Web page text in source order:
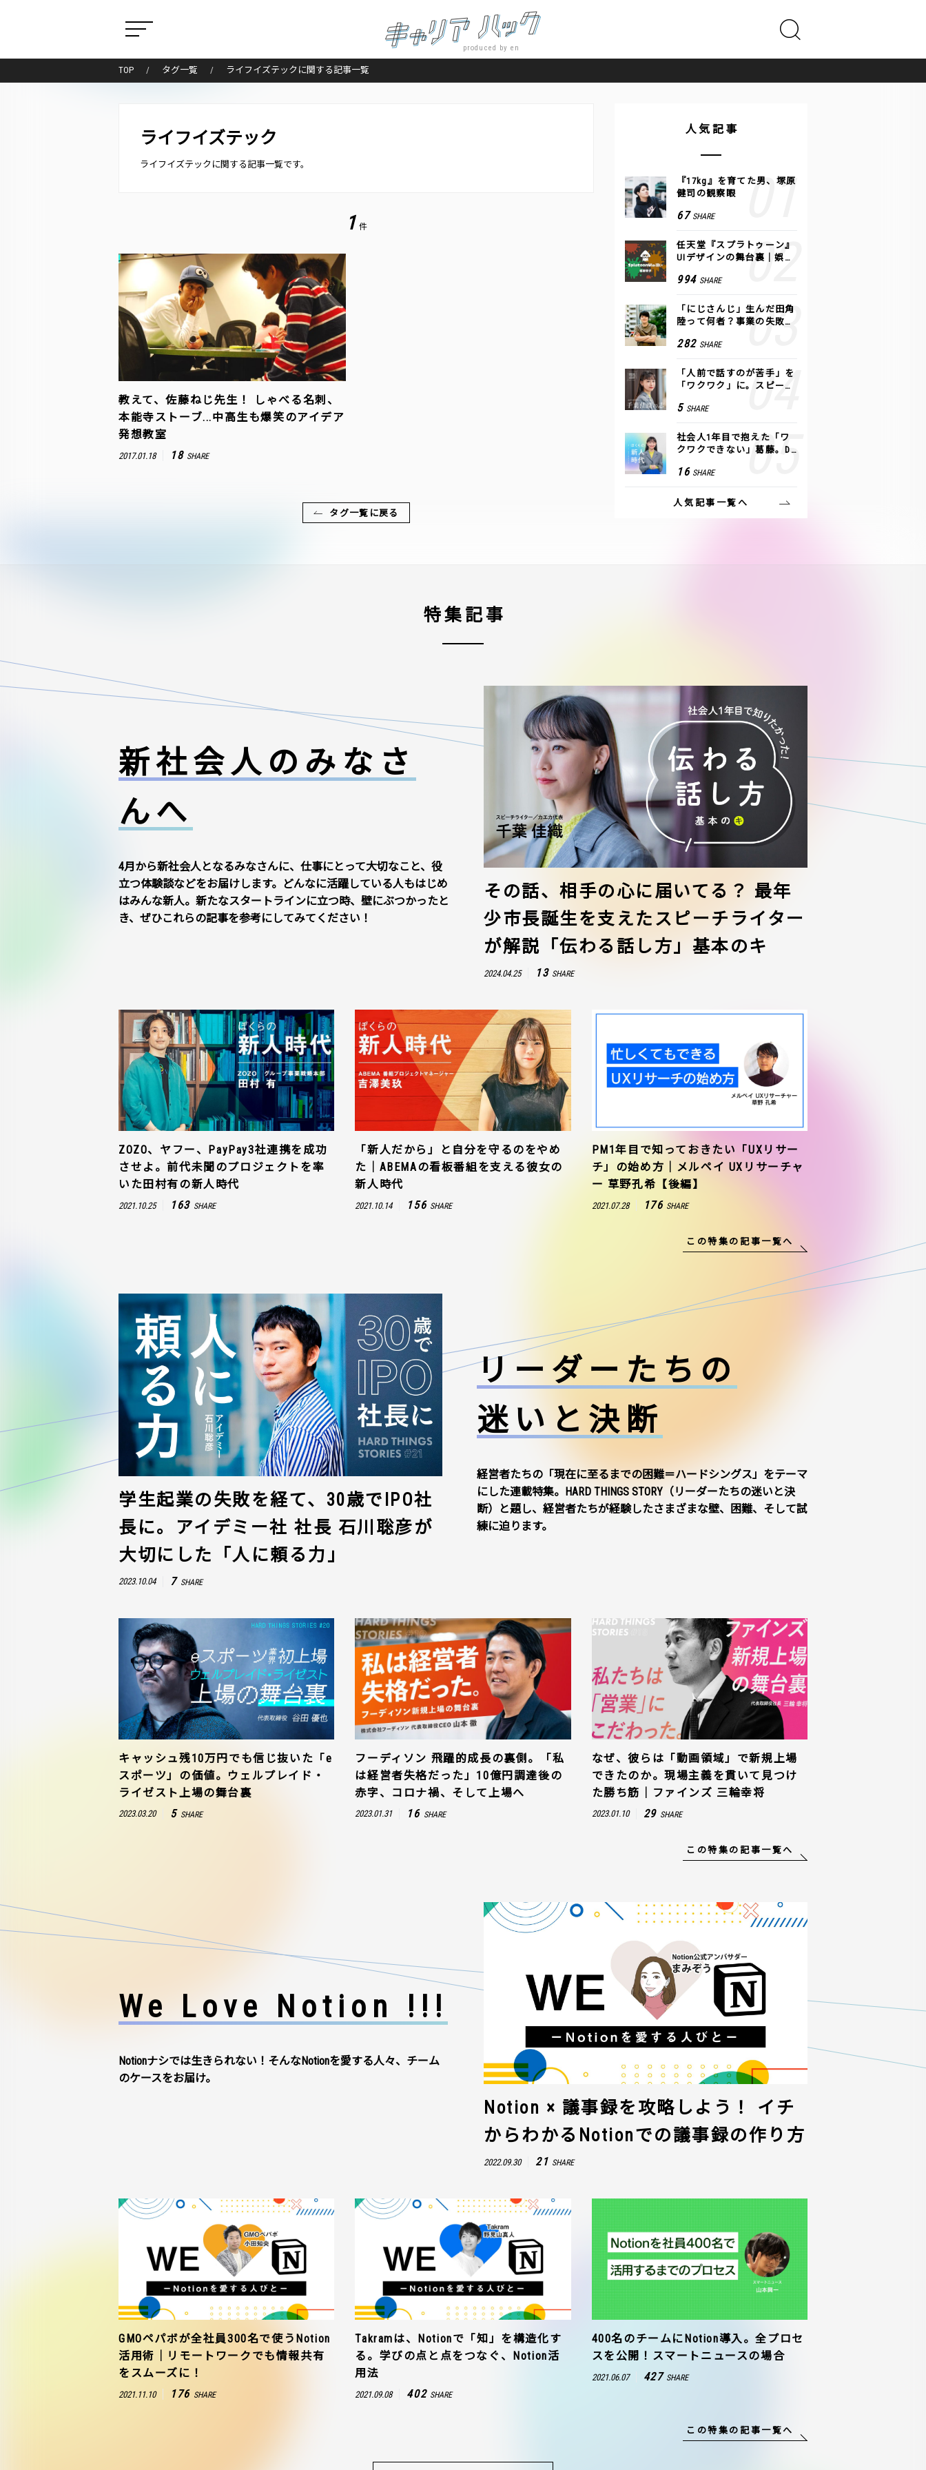
produced by en
TOP タグ一覧 ライフイズテックに関する記事一覧
ライフイズテック
ライフイズテックに関する記事一覧です。
1 件
教えて、佐藤ねじ先生！ しゃべる名刺、
本能寺ストーブ...中高生も爆笑のアイデア
発想教室
2017.01.18 18 SHARE
タグ一覧に戻る
人気記事
『17kg』を育てた男、塚原
健司の観察眼
67 SHARE
任天堂『スプラトゥーン』
UIデザインの舞台裏｜娯楽
994 SHARE
「にじさんじ」生んだ田角
陸って何者？事業の失敗
COLOR
282 SHARE
「人前で話すのが苦手」を
「ワクワク」に。スピーチ
方トレーニング」に込めた
5 SHARE
社会人1年目で抱えた「ワ
クワクできない」葛藤。De
つけた、私の生きる道
16 SHARE
人気記事一覧へ
特集記事
新社会人のみなさ
んへ
4月から新社会人となるみなさんに、仕事にとって大切なこと、役
立つ体験談などをお届けします。どんなに活躍している人もはじめ
はみんな新人。新たなスタートラインに立つ時、壁にぶつかったと
き、ぜひこれらの記事を参考にしてみてください！
その話、相手の心に届いてる？ 最年
少市長誕生を支えたスピーチライター
が解説「伝わる話し方」基本のキ
2024.04.25 13 SHARE
ZOZO、ヤフー、PayPay3社連携を成功
させよ。前代未聞のプロジェクトを率
いた田村有の新人時代
2021.10.25 163 SHARE
「新人だから」と自分を守るのをやめ
た｜ABEMAの看板番組を支える彼女の
新人時代
2021.10.14 156 SHARE
PM1年目で知っておきたい「UXリサー
チ」の始め方｜メルペイ UXリサーチャ
ー 草野孔希【後編】
2021.07.28 176 SHARE
この特集の記事一覧へ
リーダーたちの
迷いと決断
経営者たちの「現在に至るまでの困難＝ハードシングス」をテーマ
にした連載特集。HARD THINGS STORY（リーダーたちの迷いと決
断）と題し、経営者たちが経験したさまざまな壁、困難、そして試
練に迫ります。
学生起業の失敗を経て、30歳でIPO社
長に。アイデミー社 社長 石川聡彦が
大切にした「人に頼る力」
2023.10.04 7 SHARE
キャッシュ残10万円でも信じ抜いた「e
スポーツ」の価値。ウェルプレイド・
ライゼスト上場の舞台裏
2023.03.20 5 SHARE
フーディソン 飛躍的成長の裏側。「私
は経営者失格だった」10億円調達後の
赤字、コロナ禍、そして上場へ
2023.01.31 16 SHARE
なぜ、彼らは「動画領域」で新規上場
できたのか。現場主義を貫いて見つけ
た勝ち筋｜ファインズ 三輪幸将
2023.01.10 29 SHARE
この特集の記事一覧へ
We Love Notion !!!
Notionナシでは生きられない！そんなNotionを愛する人々、チーム
のケースをお届け。
Notion × 議事録を攻略しよう！ イチ
からわかるNotionでの議事録の作り方
2022.09.30 21 SHARE
GMOペパボが全社員300名で使うNotion
活用術｜リモートワークでも情報共有
をスムーズに！
2021.11.10 176 SHARE
Takramは、Notionで「知」を構造化す
る。学びの点と点をつなぐ、Notion活
用法
2021.09.08 402 SHARE
400名のチームにNotion導入。全プロセ
スを公開！スマートニュースの場合
2021.06.07 427 SHARE
この特集の記事一覧へ